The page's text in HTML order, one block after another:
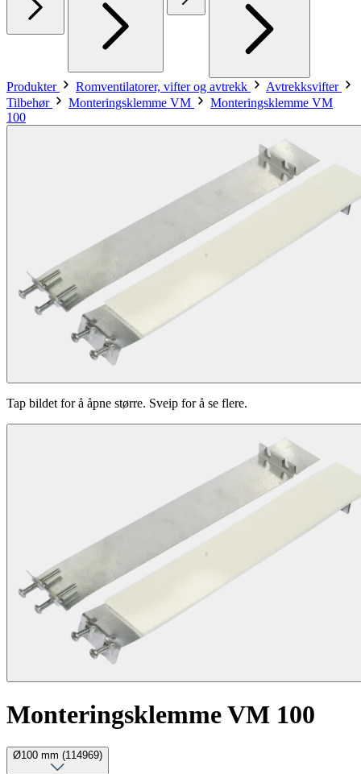
Produkter Romventilatorer, vifter og avtrekk
Avtrekksvifter
Tilbehør
Monteringsklemme VM
Monteringsklemme VM
100
Tap bildet for å åpne større. Sveip for å se flere.
Monteringsklemme VM 100
Ø100 mm (114969)